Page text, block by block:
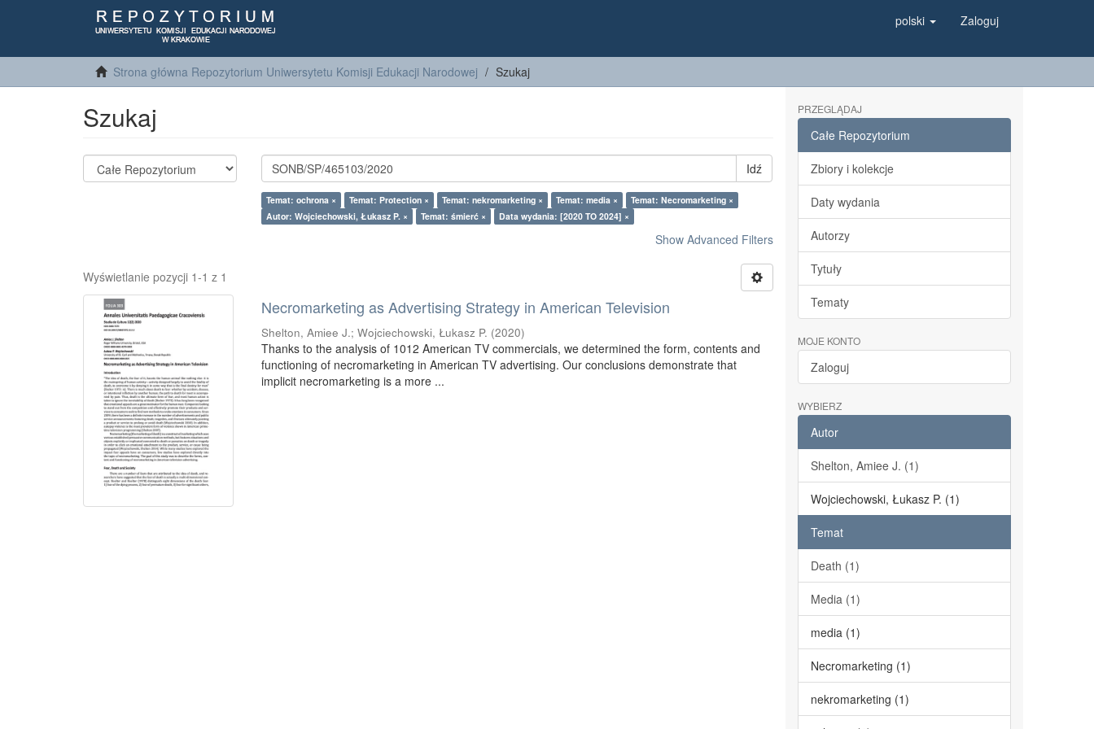
polski Zaloguj
Strona główna Repozytorium Uniwersytetu Komisji Edukacji Narodowej Szukaj
Szukaj
Idź
Temat: ochrona × Temat: Protection × Temat: nekromarketing × Temat: media ×
Temat: Necromarketing ×
Autor: Wojciechowski, Łukasz P. ×
Temat: śmierć × Data wydania: [2020 TO 2024] ×
Show Advanced Filters
Wyświetlanie pozycji 1-1 z 1
Necromarketing as Advertising Strategy in American Television
Shelton, Amiee J.;Wojciechowski, Łukasz P. (2020)
Thanks to the analysis of 1012 American TV commercials, we determined the form, contents and
functioning of necromarketing in American TV advertising. Our conclusions demonstrate that
implicit necromarketing is a more ...
PRZEGLĄDAJ
Całe Repozytorium
Zbiory i kolekcje
Daty wydania
Autorzy
Tytuły
Tematy
MOJE KONTO
Zaloguj
WYBIERZ
Autor
Shelton, Amiee J. (1)
Wojciechowski, Łukasz P. (1)
Temat
Death (1)
Media (1)
media (1)
Necromarketing (1)
nekromarketing (1)